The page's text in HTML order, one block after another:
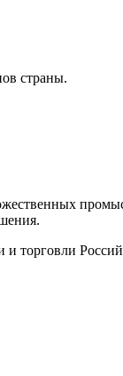
страны.
торговли